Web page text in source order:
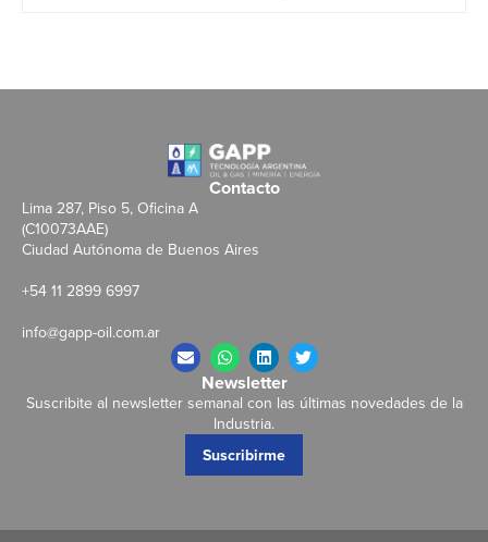
Contacto
Lima 287, Piso 5, Oficina A
(C10073AAE)
Ciudad Autónoma de Buenos Aires
+54 11 2899 6997
info@gapp-oil.com.ar
Newsletter
Suscribite al newsletter semanal con las últimas novedades de la
Industria.
Suscribirme